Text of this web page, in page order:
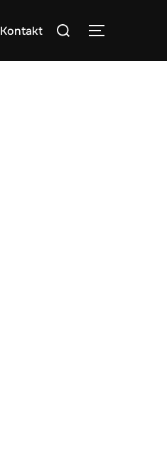
Kontakt
Search
TOGGLE